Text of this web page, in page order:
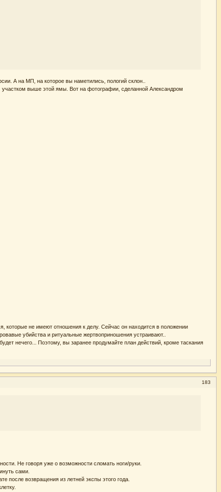
А на МП, на которое вы наметились, пологий склон..
выше этой ямы. Вот на фотографии, сделанной Александром
которые не имеют отношения к делу. Сейчас он находится в положении
убийства и ритуальные жертвоприношения устраивают..
нечего... Поэтому, вы заранее продумайте план действий, кроме таскания
183
Не говоря уже о возможности сломать ноги/руки.
сами.
после возвращения из летней экспы этого года.